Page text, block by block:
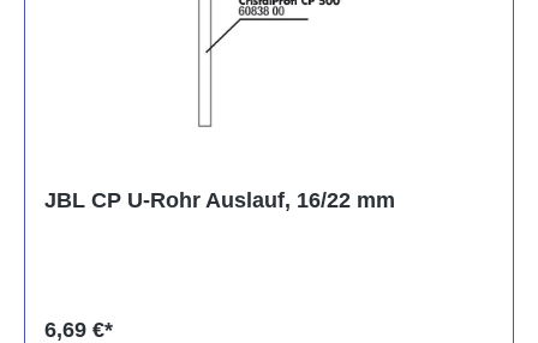
JBL CP U-Rohr Auslauf, 16/22 mm
6,69 €*